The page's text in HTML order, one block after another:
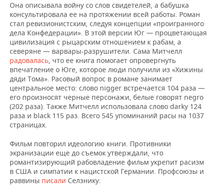
Она описывала войну со слов свидетелей, а бабушка
консультировала ее на протяжении всей работы. Роман
стал ревизионистским, следуя концепции «проигранного
дела Конфедерации». В этой версии Юг — процветающая
цивилизация с рыцарским отношением к рабам, а
северяне — варвары-разрушители. Сама Митчелл
радовалась, что ее книга помогает опровергнуть
впечатление о Юге, которое люди получили из «Хижины
дяди Тома». Расовый вопрос в романе занимает
центральное место: слово nigger встречается 104 раза —
его произносят черные персонажи, белые говорят negro
(202 раза). Также Митчелл использовала слово darky 124
раза и black 115 раз. Всего 545 упоминаний расы на 1037
страницах.
Фильм повторил идеологию книги. Противники
экранизации еще до съемок утверждали, что
романтизирующий рабовладение фильм укрепит расизм
в США и симпатии к нацистской Германии. Профсоюзы и
раввины писали Селзнику: